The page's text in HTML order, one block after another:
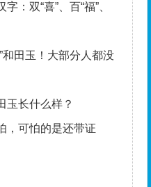
：双“喜”、百“福”、
和田玉！大部分人都没
玉长什么样？
，可怕的是还带证